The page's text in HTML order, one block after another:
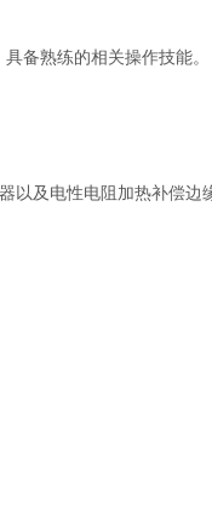
备熟练的相关操作技能。
及电性电阻加热补偿